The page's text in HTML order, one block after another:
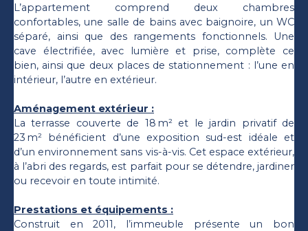
L’appartement comprend deux chambres
confortables, une salle de bains avec baignoire, un WC
séparé, ainsi que des rangements fonctionnels. Une
cave électrifiée, avec lumière et prise, complète ce
bien, ainsi que deux places de stationnement : l’une en
intérieur, l’autre en extérieur.
Aménagement extérieur :
La terrasse couverte de 18 m² et le jardin privatif de
23 m² bénéficient d’une exposition sud-est idéale et
d’un environnement sans vis-à-vis. Cet espace extérieur,
à l’abri des regards, est parfait pour se détendre, jardiner
ou recevoir en toute intimité.
Prestations et équipements :
Construit en 2011, l’immeuble présente un bon